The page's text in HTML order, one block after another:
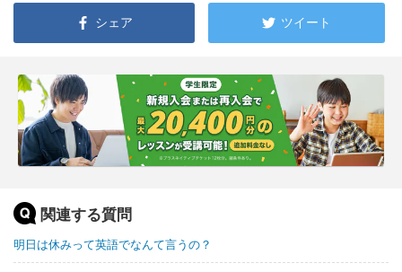
シェア ツイート
関連する質問
明日は休みって英語でなんて言うの？